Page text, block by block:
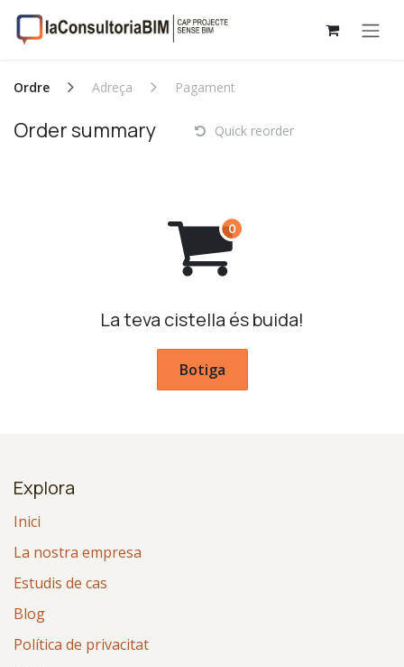
Skip to Content
Ordre Adreça Pagament
Order summary Quick reorder
La teva cistella és buida!
Botiga
Explora
Inici
La nostra empresa
Estudis de cas
Blog
Política de privacitat